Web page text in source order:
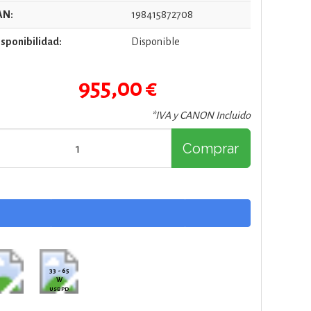
198415872708
Disponible
955,00 €
*IVA y CANON Incluido
Comprar
33 - 65
W
USB PD